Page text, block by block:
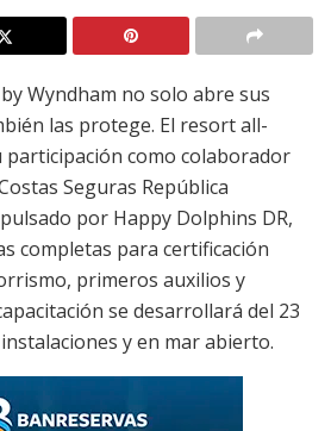
Wyndham no solo abre sus
las protege. El resort all-
participación como colaborador
Seguras República
por Happy Dolphins DR,
completas para certificación
primeros auxilios y
se desarrollará del 23
y en mar abierto.